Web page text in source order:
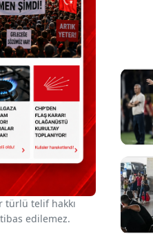
türlü telif hakkı
edilemez.